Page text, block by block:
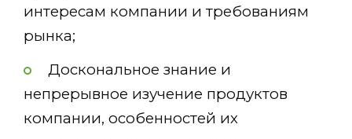
интересам компании и требованиям
рынка;
Доскональное знание и
непрерывное изучение продуктов
компании, особенностей их